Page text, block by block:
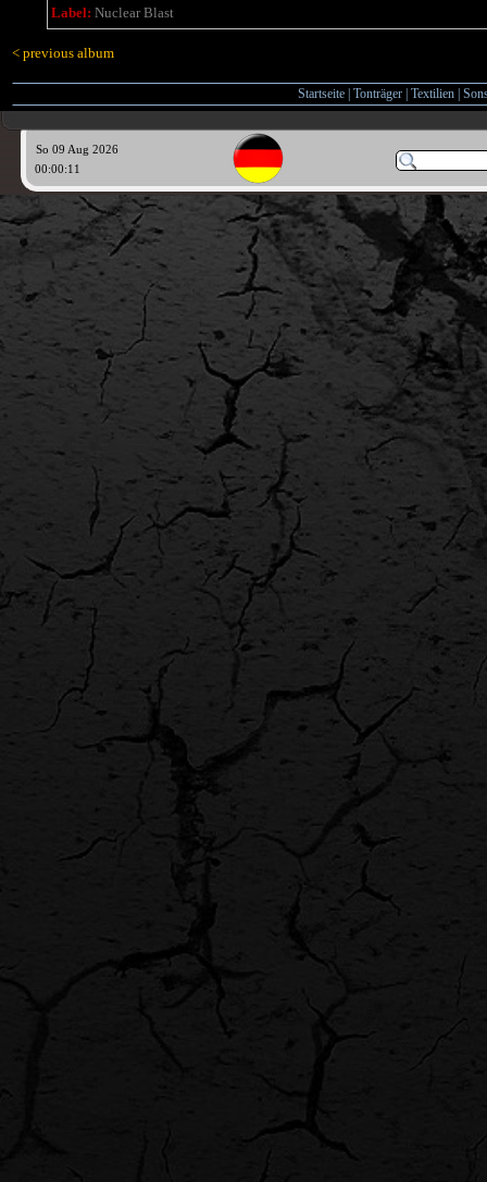
Label: Nuclear Blast
< previous album
Startseite Tonträger Textilien
So 09 Aug 2026
00:00:12